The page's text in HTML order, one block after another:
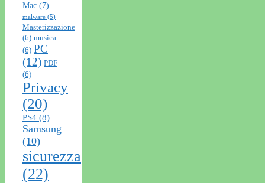
Mac (7)
malware (5)
Masterizzazione
(6) musica
(6) PC
(12) PDF
(6)
Privacy
(20)
PS4 (8)
Samsung
(10)
sicurezza
(22)